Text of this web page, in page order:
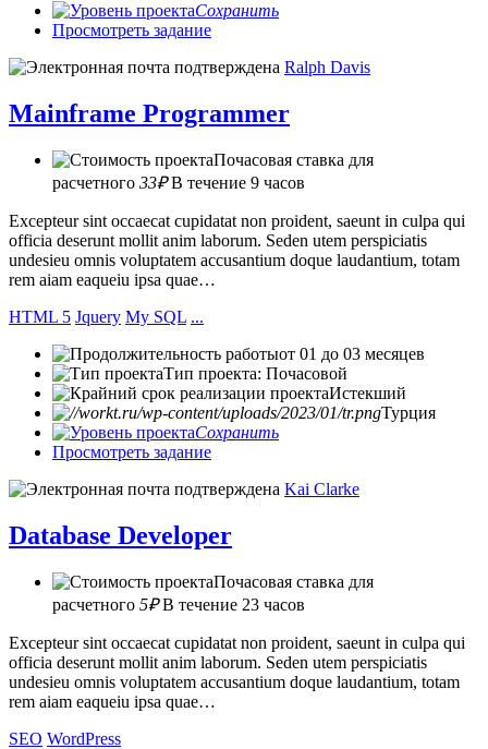
Сохранить
Просмотреть задание
Ralph Davis
Mainframe Programmer
Почасовая ставка для
расчетного 33₽В течение 9 часов
Excepteur sint occaecat cupidatat non proident, saeunt in culpa qui
officia deserunt mollit anim laborum. Seden utem perspiciatis
undesieu omnis voluptatem accusantium doque laudantium, totam
rem aiam eaqueiu ipsa quae…
HTML 5 Jquery My SQL ...
от 01 до 03 месяцев
Тип проекта: Почасовой
Истекший
Турция
Сохранить
Просмотреть задание
Kai Clarke
Database Developer
Почасовая ставка для
расчетного 5₽В течение 23 часов
Excepteur sint occaecat cupidatat non proident, saeunt in culpa qui
officia deserunt mollit anim laborum. Seden utem perspiciatis
undesieu omnis voluptatem accusantium doque laudantium, totam
rem aiam eaqueiu ipsa quae…
SEO WordPress